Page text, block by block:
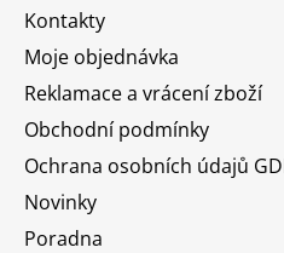
Kontakty
Moje objednávka
Reklamace a vrácení zboží
Obchodní podmínky
Ochrana osobních údajů
Novinky
Poradna